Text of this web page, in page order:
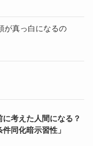
が真っ白になるの
に考えた人間になる？
件同化暗示習性」